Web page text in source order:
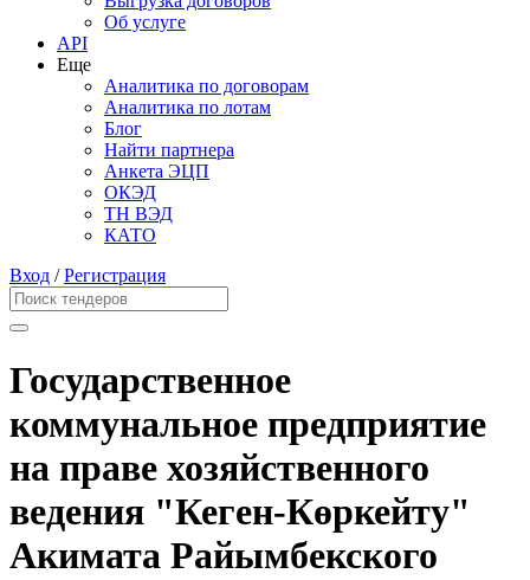
Об услуге
API
Еще
Аналитика по договорам
Аналитика по лотам
Блог
Найти партнера
Анкета ЭЦП
ОКЭД
ТН ВЭД
КАТО
Вход /Регистрация
Государственное
коммунальное предприятие
на праве хозяйственного
ведения "Кеген-Көркейту"
Акимата Райымбекского